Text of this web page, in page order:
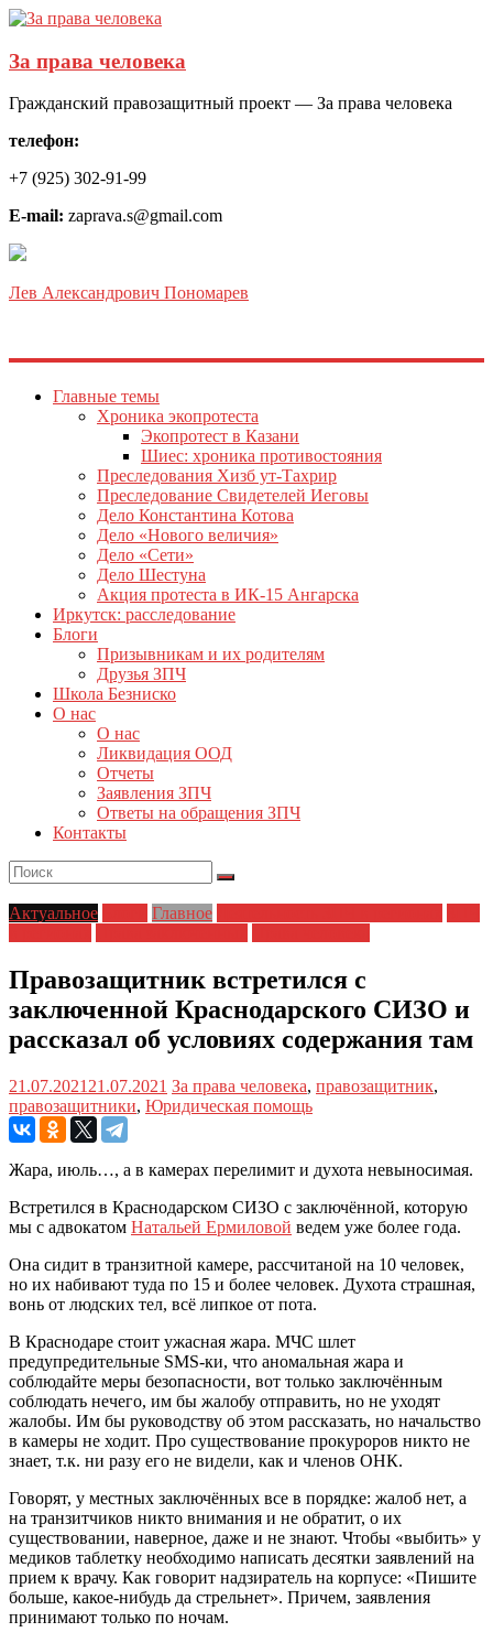
За права человека
Гражданский правозащитный проект — За права человека
телефон:
+7 (925) 302-91-99
E-mail: zaprava.s@gmail.com
Лев Александрович Пономарев
Главные темы
Хроника экопротеста
Экопротест в Казани
Шиес: хроника противостояния
Преследования Хизб ут-Тахрир
Преследование Свидетелей Иеговы
Дело Константина Котова
Дело «Нового величия»
Дело «Сети»
Дело Шестуна
Акция протеста в ИК-15 Ангарска
Иркутск: расследование
Блоги
Призывникам и их родителям
Друзья ЗПЧ
Школа Безниско
О нас
О нас
Ликвидация ООД
Отчеты
Заявления ЗПЧ
Ответы на обращения ЗПЧ
Контакты
Актуальное Главное
Правозащитник встретился с
заключенной Краснодарского СИЗО и
рассказал об условиях содержания там
21.07.2021 21.07.2021 За права человека, правозащитник,
правозащитники, Юридическая помощь
Жара, июль…, а в камерах перелимит и духота невыносимая.
Встретился в Краснодарском СИЗО с заключённой, которую
мы с адвокатом Натальей Ермиловой ведем уже более года.
Она сидит в транзитной камере, рассчитаной на 10 человек,
но их набивают туда по 15 и более человек. Духота страшная,
вонь от людских тел, всё липкое от пота.
В Краснодаре стоит ужасная жара. МЧС шлет
предупредительные SMS-ки, что аномальная жара и
соблюдайте меры безопасности, вот только заключённым
соблюдать нечего, им бы жалобу отправить, но не уходят
жалобы. Им бы руководству об этом рассказать, но начальство
в камеры не ходит. Про существование прокуроров никто не
знает, т.к. ни разу его не видели, как и членов ОНК.
Говорят, у местных заключённых все в порядке: жалоб нет, а
на транзитчиков никто внимания и не обратит, о их
существовании, наверное, даже и не знают. Чтобы «выбить» у
медиков таблетку необходимо написать десятки заявлений на
прием к врачу. Как говорит надзиратель на корпусе: «Пишите
больше, какое-нибудь да стрельнет». Причем, заявления
принимают только по ночам.